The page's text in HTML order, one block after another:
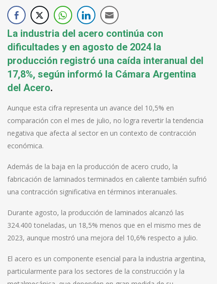
La industria del acero continúa con
dificultades y en agosto de 2024 la
producción registró una caída interanual del
17,8%, según informó la Cámara Argentina
del Acero.
Aunque esta cifra representa un avance del 10,5% en
comparación con el mes de julio, no logra revertir la tendencia
negativa que afecta al sector en un contexto de contracción
económica.
Además de la baja en la producción de acero crudo, la
fabricación de laminados terminados en caliente también sufrió
una contracción significativa en términos interanuales.
Durante agosto, la producción de laminados alcanzó las
324.400 toneladas, un 18,5% menos que en el mismo mes de
2023, aunque mostró una mejora del 10,6% respecto a julio.
El acero es un componente esencial para la industria argentina,
particularmente para los sectores de la construcción y la